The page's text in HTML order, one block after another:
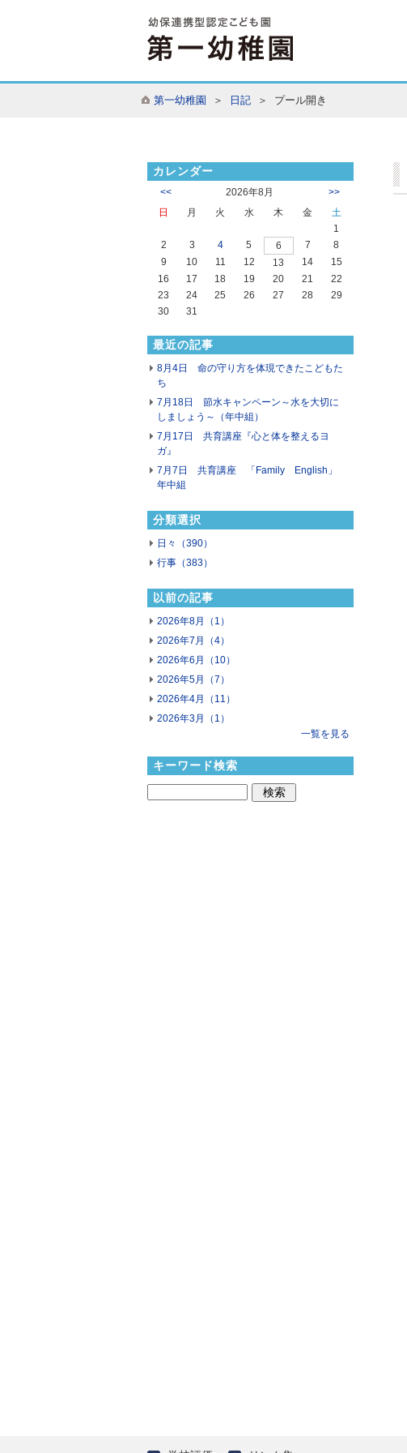
第一幼稚園 ＞ 日記＞ プール開き
カレンダー
<< 2026年8月 >>
日 月 火 水 木 金
土
1
2
3 4 5 6 7
8
9
10 11 12 13 14
15
16
17 18 19 20 21
22
23
24 25 26 27 28
29
30
31
最近の記事
8月4日 命の守り方を体現できたこどもた
ち
7月18日 節水キャンペーン～水を大切に
しましょう～（年中組）
7月17日 共育講座『心と体を整えるヨ
ガ』
7月7日 共育講座 「Family English」
年中組
分類選択
日々（390）
行事（383）
以前の記事
2026年8月（1）
2026年7月（4）
2026年6月（10）
2026年5月（7）
2026年4月（11）
2026年3月（1）
一覧を見る
キーワード検索